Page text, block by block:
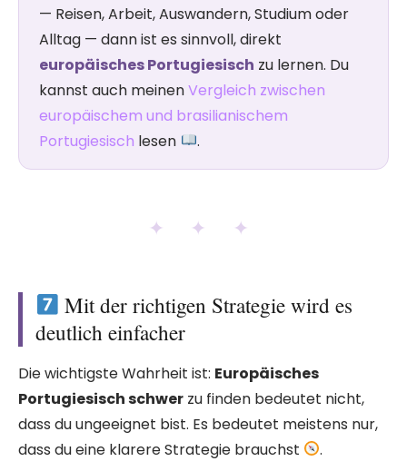
— Reisen, Arbeit, Auswandern, Studium oder
Alltag — dann ist es sinnvoll, direkt
europäisches Portugiesisch zu lernen. Du
kannst auch meinenVergleich zwischen
europäischem und brasilianischem
Portugiesisch lesen .
✦ ✦ ✦
Mit der richtigen Strategie wird es
deutlich einfacher
Die wichtigste Wahrheit ist: Europäisches
Portugiesisch schwer zu finden bedeutet nicht,
dass du ungeeignet bist. Es bedeutet meistens nur,
dass du eine klarere Strategie brauchst
.